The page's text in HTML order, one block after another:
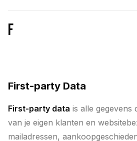
F
First-party Data
First-party data is alle gegevens
van je eigen klanten en
mailadressen,